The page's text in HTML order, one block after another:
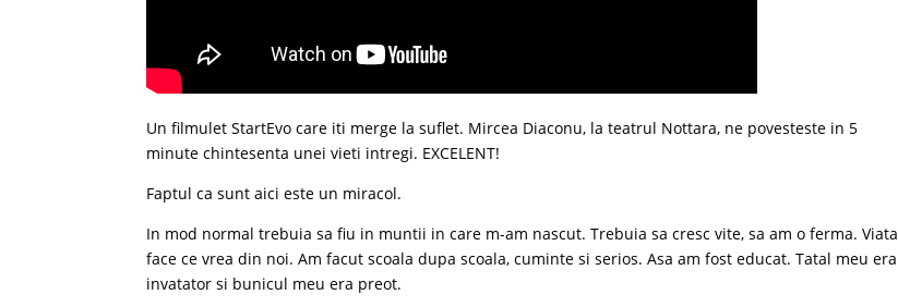
Un filmulet StartEvo care iti merge la suflet. Mircea Diaconu, la teatrul Nottara, ne povesteste in 5
minute chintesenta unei vieti intregi. EXCELENT!
Faptul ca sunt aici este un miracol.
In mod normal trebuia sa fiu in muntii in care m-am nascut. Trebuia sa cresc vite, sa am o ferma. Viata
face ce vrea din noi. Am facut scoala dupa scoala, cuminte si serios. Asa am fost educat. Tatal meu era
invatator si bunicul meu era preot.